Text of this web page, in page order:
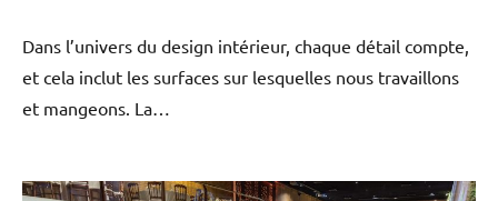
Dans l’univers du design intérieur, chaque détail compte,
et cela inclut les surfaces sur lesquelles nous travaillons
et mangeons. La…